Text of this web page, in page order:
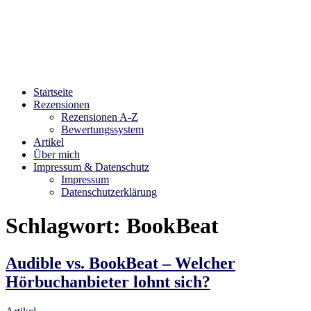
Startseite
Rezensionen
Rezensionen A-Z
Bewertungssystem
Artikel
Über mich
Impressum & Datenschutz
Impressum
Datenschutzerklärung
Schlagwort: BookBeat
Audible vs. BookBeat – Welcher
Hörbuchanbieter lohnt sich?